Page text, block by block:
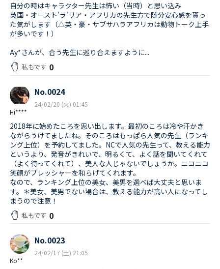
自分の時はキャラクター先生は怖い（当時）と思い込み
英国・オースト'ラ'リア・アフリカの先生方で随分安心感を貰っ
た気がします（△英・豪・サブサハラアフリカは動物トーク上手
が多いです！）
Ay*さんが、合う先生に巡り合えますように...
私もです 0
Hi****
No.0024
24/02/20 (火) 01:45
2018年に始めたころを思い出します。最初のころは冷や汗かき
ながらうけてましたね。そのころはもっぱら人気の先生（ランキ
ング上位）を予約してました。NCで人気の先生って、教える能力
というより、発音がきれいで、明るくて、よく話を聞いてくれて
（よく待ってくれて）、美人な人じゃないでしょうか。ニコニコ
笑顔がプレッシャーを和らげてくれます。
なので、ランキング上位の美女、美男を選べば大丈夫と思いま
す。＊美女、美男でない場合は、教える能力が高い人になってし
まうので注意！
私もです 0
Ko**
No.0023
24/02/17 (土) 21:05